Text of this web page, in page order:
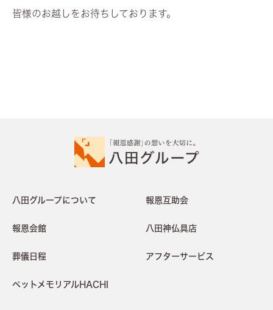
皆様のお越しをお待ちしております。
八田グループについて 報恩互助会
報恩会館 八田神仏具店
葬儀日程 アフターサービス
ペットメモリアルHACHI